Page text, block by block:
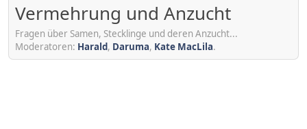
Vermehrung und Anzucht
Fragen über Samen, Stecklinge und deren Anzucht...
Moderatoren: Harald, Daruma, Kate MacLila.